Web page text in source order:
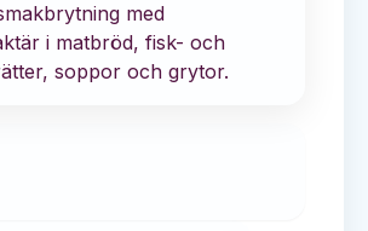
med
i matbröd, fisk- och
soppor och grytor.